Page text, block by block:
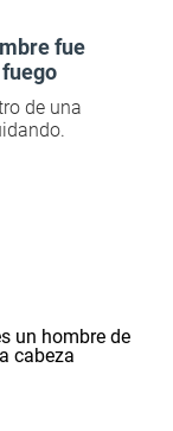
fue
de una